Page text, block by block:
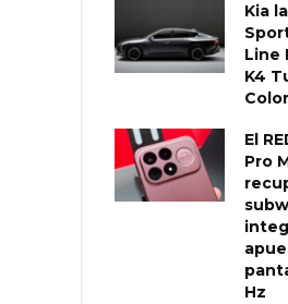
Kia
Line
K4
El
Pro
Hz